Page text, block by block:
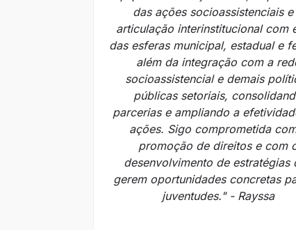
das ações socioassistenciais e
articulação interinstitucional com
das esferas municipal, estadual e
além da integração com a
socioassistencial e demais
públicas setoriais,
parcerias e ampliando a
ações. Sigo comprometida
promoção de direitos e com
desenvolvimento de estratégias
gerem oportunidades concretas
juventudes." - Rayssa